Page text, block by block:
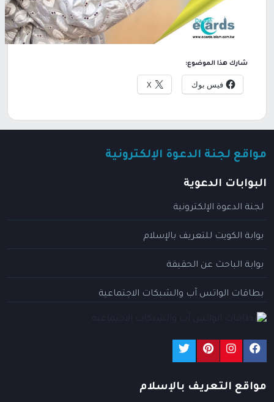
شارك هذا الموضوع:
فيس بوك X
مواقع لجنة الدعوة الإلكترونية
البوابات الدعوية
لجنة الدعوة الإلكترونية
بوابة الكويت للتعريف بالإسلام
بوابة الباحث عن الحقيقة
بطاقات الواتس آب والشبكات الاجتماعية
مواقع التعريف بالإسلام